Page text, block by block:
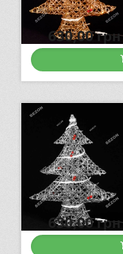
630,00грн
630,00грн